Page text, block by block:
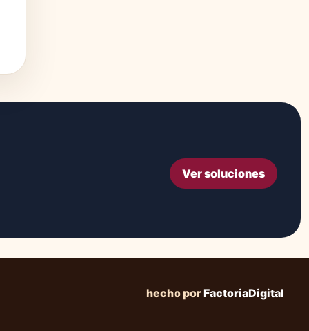
Ver soluciones
hecho porFactoriaDigital